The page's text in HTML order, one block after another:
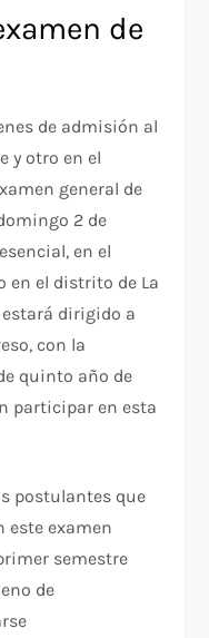
de
de admisión al
y otro en el
general de
2 de
en el
en el distrito de La
dirigido a
con la
quinto año de
participar en esta
postulantes que
este examen
semestre
de